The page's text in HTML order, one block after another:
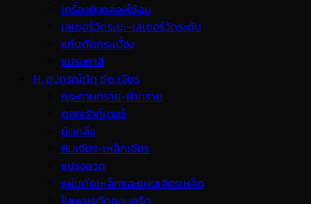
เครื่องยิงกล่องใช้ลม
เลเซอร์วัดระยะ-เลเซอร์วัดระดับ
แท่นตัดกระเบื้อง
แปรงทาสี
H. อุปกรณ์ตัด ขัด เจียร
กระดาษทราย-ผ้าทราย
ดอกเร้าท์เตอร์
มีดกลึง
หินเจียร-เหล็กเจียร
แปรงลวด
แผ่นตัดเหล็กและแผ่นเจียรเหล็ก
ใบเพชรตัดคอนกรีต